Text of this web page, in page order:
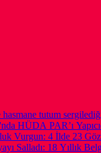
tutum
HÜDA PAR’ı
Vurgun: 4 İlde 23
Salladı: 18 Yıllık